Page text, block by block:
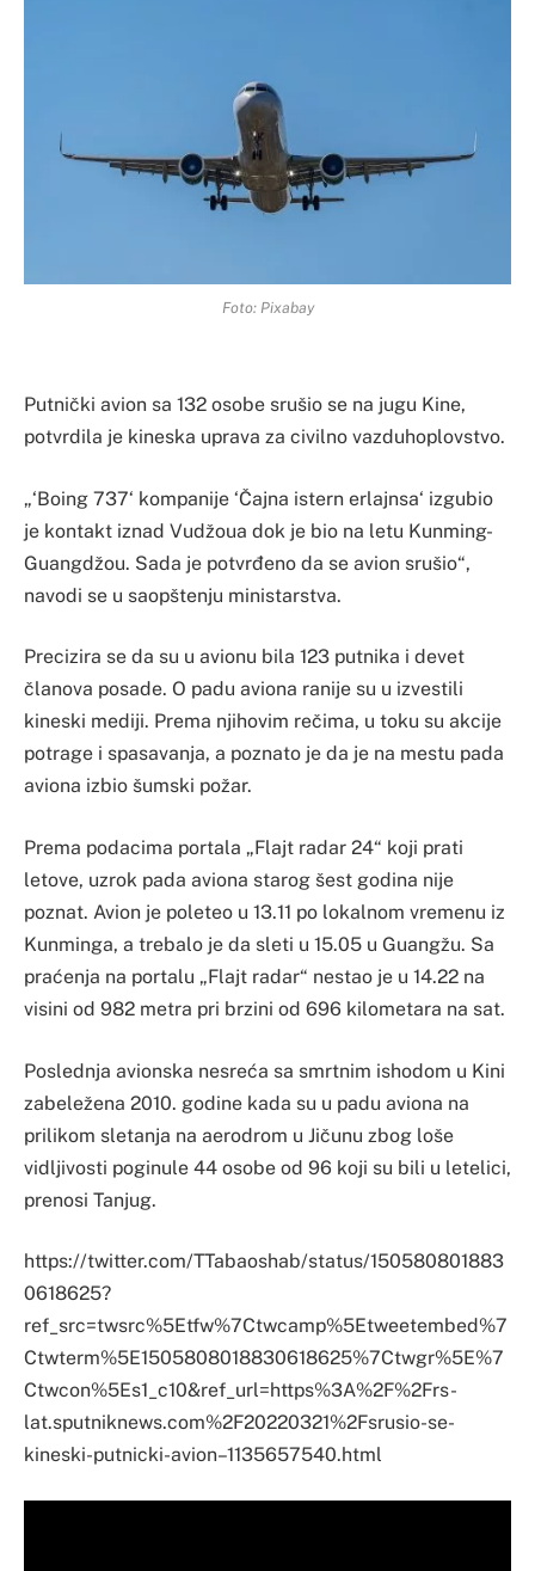
Foto: Pixabay
Putnički avion sa 132 osobe srušio se na jugu Kine,
potvrdila je kineska uprava za civilno vazduhoplovstvo.
„‘Boing 737‘ kompanije ‘Čajna istern erlajnsa‘ izgubio
je kontakt iznad Vudžoua dok je bio na letu Kunming-
Guangdžou. Sada je potvrđeno da se avion srušio“,
navodi se u saopštenju ministarstva.
Precizira se da su u avionu bila 123 putnika i devet
članova posade. O padu aviona ranije su u izvestili
kineski mediji. Prema njihovim rečima, u toku su akcije
potrage i spasavanja, a poznato je da je na mestu pada
aviona izbio šumski požar.
Prema podacima portala „Flajt radar 24“ koji prati
letove, uzrok pada aviona starog šest godina nije
poznat. Avion je poleteo u 13.11 po lokalnom vremenu iz
Kunminga, a trebalo je da sleti u 15.05 u Guangžu. Sa
praćenja na portalu „Flajt radar“ nestao je u 14.22 na
visini od 982 metra pri brzini od 696 kilometara na sat.
Poslednja avionska nesreća sa smrtnim ishodom u Kini
zabeležena 2010. godine kada su u padu aviona na
prilikom sletanja na aerodrom u Jičunu zbog loše
vidljivosti poginule 44 osobe od 96 koji su bili u letelici,
prenosi Tanjug.
https://twitter.com/TTabaoshab/status/150580801883
0618625?
ref_src=twsrc%5Etfw%7Ctwcamp%5Etweetembed%7
Ctwterm%5E1505808018830618625%7Ctwgr%5E%7
Ctwcon%5Es1_c10&ref_url=https%3A%2F%2Frs-
lat.sputniknews.com%2F20220321%2Fsrusio-se-
kineski-putnicki-avion–1135657540.html